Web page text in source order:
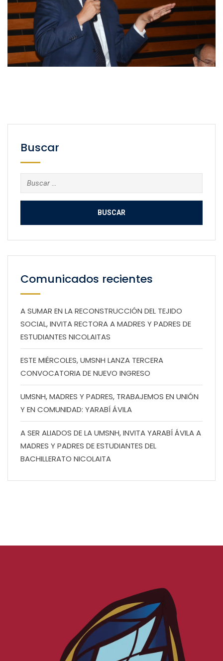
Buscar
Buscar:
Comunicados recientes
A SUMAR EN LA RECONSTRUCCIÓN DEL TEJIDO
SOCIAL, INVITA RECTORA A MADRES Y PADRES DE
ESTUDIANTES NICOLAITAS
ESTE MIÉRCOLES, UMSNH LANZA TERCERA
CONVOCATORIA DE NUEVO INGRESO
UMSNH, MADRES Y PADRES, TRABAJEMOS EN UNIÓN
Y EN COMUNIDAD: YARABÍ ÁVILA
A SER ALIADOS DE LA UMSNH, INVITA YARABÍ ÁVILA A
MADRES Y PADRES DE ESTUDIANTES DEL
BACHILLERATO NICOLAITA